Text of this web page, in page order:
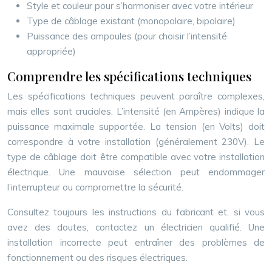
Style et couleur pour s’harmoniser avec votre intérieur
Type de câblage existant (monopolaire, bipolaire)
Puissance des ampoules (pour choisir l’intensité
appropriée)
Comprendre les spécifications techniques
Les spécifications techniques peuvent paraître complexes,
mais elles sont cruciales. L’intensité (en Ampères) indique la
puissance maximale supportée. La tension (en Volts) doit
correspondre à votre installation (généralement 230V). Le
type de câblage doit être compatible avec votre installation
électrique. Une mauvaise sélection peut endommager
l’interrupteur ou compromettre la sécurité.
Consultez toujours les instructions du fabricant et, si vous
avez des doutes, contactez un électricien qualifié. Une
installation incorrecte peut entraîner des problèmes de
fonctionnement ou des risques électriques.